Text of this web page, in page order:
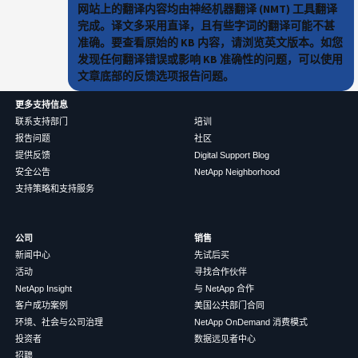
网站上的翻译内容均由神经机器翻译 (NMT) 工具翻译
完成。译文多采用直译，且有些字词的翻译可能不甚
准确。要查看原始的 KB 内容，请浏览英文版本。如您
发现任何翻译错误或影响 KB 准确性的问题，可以使用
文章底部的反馈选项报告问题。
更多支持信息
联系支持部门
报告问题
提供反馈
安全公告
支持策略和支持服务
培训
社区
Digital Support Blog
NetApp Neighborhood
公司
新闻中心
活动
NetApp Insight
客户成功案例
环境、社会与公司治理
投资者
招聘
销售
先试后买
寻找合作伙伴
与 NetApp 合作
美国公共部门合同
NetApp OnDemand 消费模式
数据远见者中心